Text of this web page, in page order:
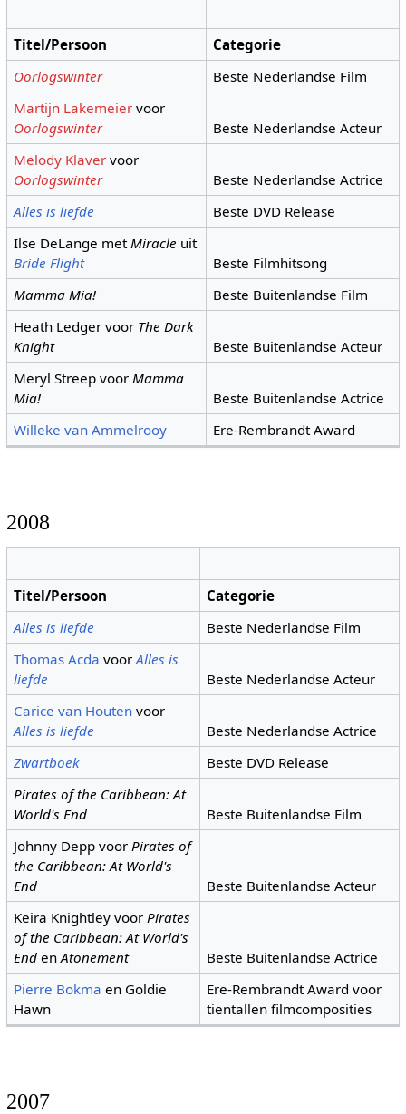
Titel/Persoon
Categorie
Oorlogswinter
Beste Nederlandse Film
Martijn Lakemeier voor
Oorlogswinter
Beste Nederlandse Acteur
Melody Klaver voor
Oorlogswinter
Beste Nederlandse Actrice
Alles is liefde
Beste DVD Release
Ilse DeLange metMiracle uit
Bride Flight
Beste Filmhitsong
Mamma Mia!
Beste Buitenlandse Film
Heath Ledger voor The Dark
Knight
Beste Buitenlandse Acteur
Meryl Streep voorMamma
Mia!
Beste Buitenlandse Actrice
Willeke van Ammelrooy
Ere-Rembrandt Award
2008
Titel/Persoon
Categorie
Alles is liefde
Beste Nederlandse Film
Thomas Acda voorAlles is
liefde
Beste Nederlandse Acteur
Carice van Houten voor
Alles is liefde
Beste Nederlandse Actrice
Zwartboek
Beste DVD Release
Pirates of the Caribbean: At
World's End
Beste Buitenlandse Film
Johnny Depp voorPirates of
the Caribbean: At World's
End
Beste Buitenlandse Acteur
Keira Knightley voorPirates
of the Caribbean: At World's
End enAtonement
Beste Buitenlandse Actrice
Pierre Bokma en Goldie
Hawn
Ere-Rembrandt Award voor
tientallen filmcomposities
2007